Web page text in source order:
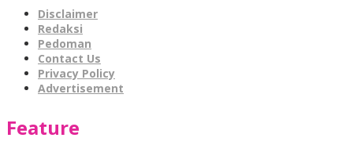
Disclaimer
Redaksi
Pedoman
Contact Us
Privacy Policy
Advertisement
Feature